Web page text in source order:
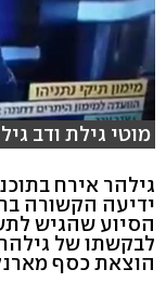
מוטי גילת ודב
גילהר אירח
ידיעה הקשורה
הסיוע שהגיש
לבקשתו של
הוצאת כסף